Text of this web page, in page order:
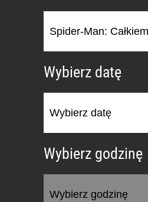
Wybierz datę
Wybierz godzinę